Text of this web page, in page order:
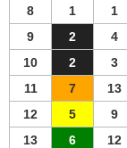
8
1 1
9
2 4
10
2 3
11
7 13
12
5 9
13
6 12